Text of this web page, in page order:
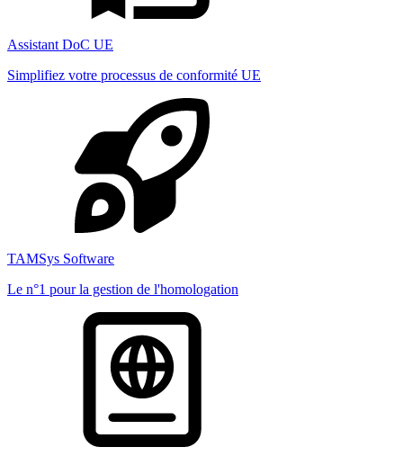
Assistant DoC UE
Simplifiez votre processus de conformité UE
TAMSys Software
Le n°1 pour la gestion de l'homologation